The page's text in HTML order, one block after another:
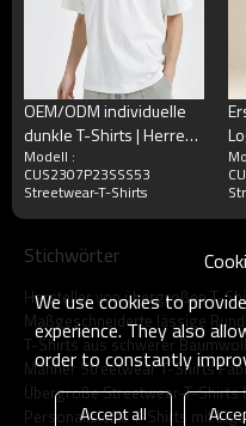
OEM/ODM individuelle
dunkle T-Shirts | Herren-
T-Shirts mit Distressed-
Saum | T-Shirts aus
gewaschener
einfarbigem Muster (250
Modell :
CUS2307P23SSS53
Streetwear-T-Shirts
Stichwörter
Hersteller von übergroßen T-
Maßgeschneiderte lässige
T-Shirts aus schwerer
Männer Streetwear T-Shirts
Übergroße Streetwear-T-Shirts
Personalisierte T-Shirts mit
We use cookies to
experience. They also
order to constantly
Accept all